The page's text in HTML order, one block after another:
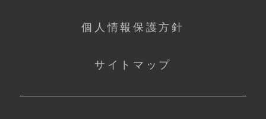
個人情報保護方針
サイトマップ